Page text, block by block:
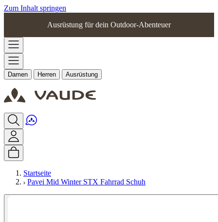
Zum Inhalt springen
Ausrüstung für dein Outdoor-Abenteuer
Damen Herren Ausrüstung
Startseite
Pavei Mid Winter STX Fahrrad Schuh